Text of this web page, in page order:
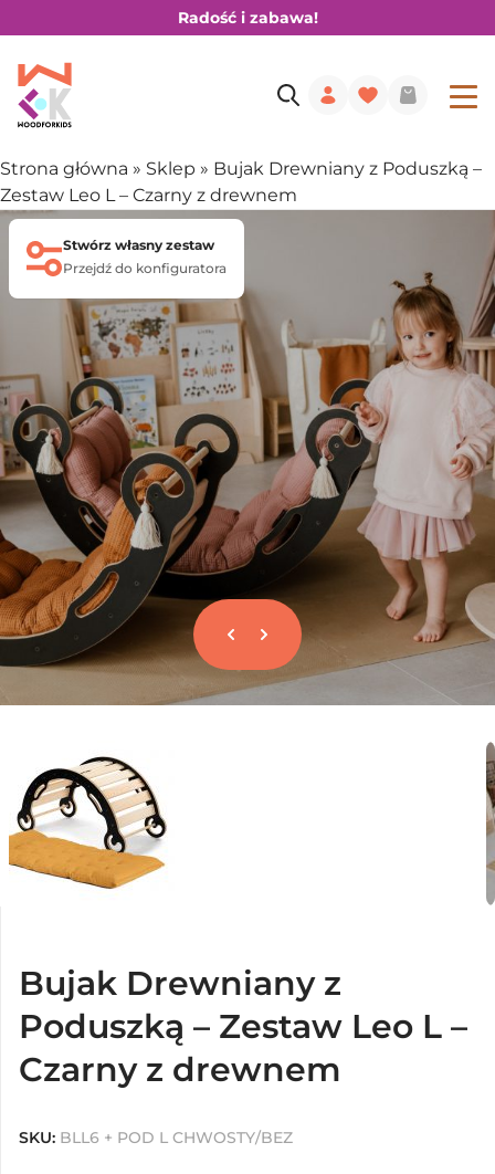
Radość i zabawa!
Strona główna » Sklep » Bujak Drewniany z Poduszką –
Zestaw Leo L – Czarny z drewnem
Stwórz własny zestaw
Przejdź do konfiguratora
Bujak Drewniany z
Poduszką – Zestaw Leo L –
Czarny z drewnem
SKU: BLL6 + POD L CHWOSTY/BEZ